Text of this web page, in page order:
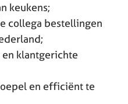
keukens;
collega bestellingen
klantgerichte
en efficiënt te